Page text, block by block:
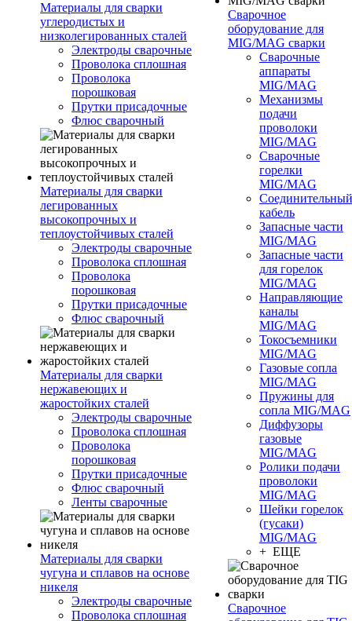
Материалы для сварки
углеродистых и
низколегированных сталей
Электроды сварочные
Проволока сплошная
Проволока
порошковая
Прутки присадочные
Флюс сварочный
Материалы для сварки
легированных
высокопрочных и
теплоустойчивых сталей
Электроды сварочные
Проволока сплошная
Проволока
порошковая
Прутки присадочные
Флюс сварочный
Материалы для сварки
нержавеющих и
жаростойких сталей
Электроды сварочные
Проволока сплошная
Проволока
порошковая
Прутки присадочные
Флюс сварочный
Ленты сварочные
Материалы для сварки
чугуна и сплавов на основе
никеля
Электроды сварочные
Проволока сплошная
Сварочное
оборудование для
MIG/MAG сварки
Сварочные
аппараты
MIG/MAG
Механизмы
подачи
проволоки
MIG/MAG
Сварочные
горелки
MIG/MAG
Соединительный
кабель
Запасные части
MIG/MAG
Запасные части
для горелок
MIG/MAG
Направляющие
каналы
MIG/MAG
Токосъемники
MIG/MAG
Газовые сопла
MIG/MAG
Пружины для
сопла MIG/MAG
Диффузоры
газовые
MIG/MAG
Ролики подачи
проволоки
MIG/MAG
Шейки горелок
(гусаки)
MIG/MAG
+ ЕЩЕ
Сварочное